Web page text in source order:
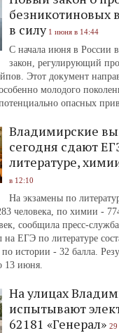
безникотиновых
в силу 1 июня в 14:44
С начала июня в России
закон, регулирующий
Этот документ
молодого
опасных
Владимирские
сегодня сдают
литературе,
в 12:10
На экзамены по
человека, по химии -
сообщила пресс-служба
ЕГЭ по литературе
истории - 32 балла.
13 июня.
На улицах
испытывают
62181 «Генерал» 29